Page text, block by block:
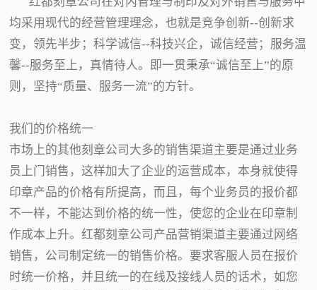
均采用现代的经营管理理念，也就是竞争创新--创新求
变，领先半步；科学诚信--科技兴企，诚信经营；服务温
馨--服务至上，真情待人。即一贯秉承“诚信至上”的原
则，坚持“质量、服务一流”的方针。
我们的价格统一
市场上的其他刻章公司大多的销售渠道主要是通过业务
员上门销售，这样加大了企业的运营成本，本身就使得
印章产品的价格有所提高，而且，每个业务员的报价都
不一样，不能达到价格的统一性，使您的企业在印章制
作成本上升。红都刻章公司产品营销渠道主要通过网络
销售，公司制定统一的销售价格。要求客服人员在报价
时统一价格，并且统一的在线及接线人员的话术，如您